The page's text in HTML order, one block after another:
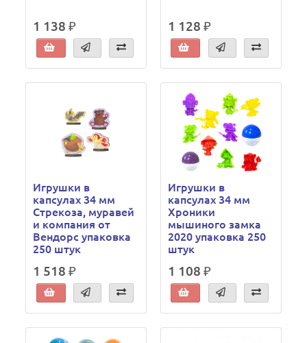
1 138 ₽ 1 128 ₽
Игрушки в
капсулах 34 мм
Стрекоза, муравей
и компания от
Вендорс упаковка
250 штук
1 518 ₽
Игрушки в
капсулах 34 мм
Хроники
мышиного замка
2020 упаковка 250
штук
1 108 ₽